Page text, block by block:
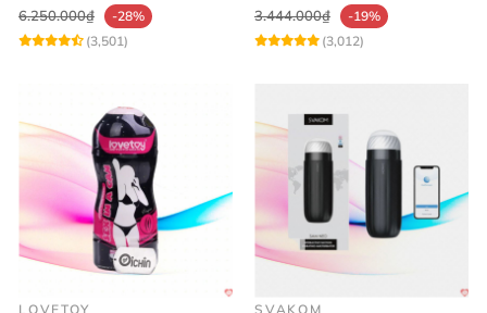
6.250.000₫
-28%
(3,501)
3.444.000₫
-19%
(3,012)
LOVETOY SVAKOM